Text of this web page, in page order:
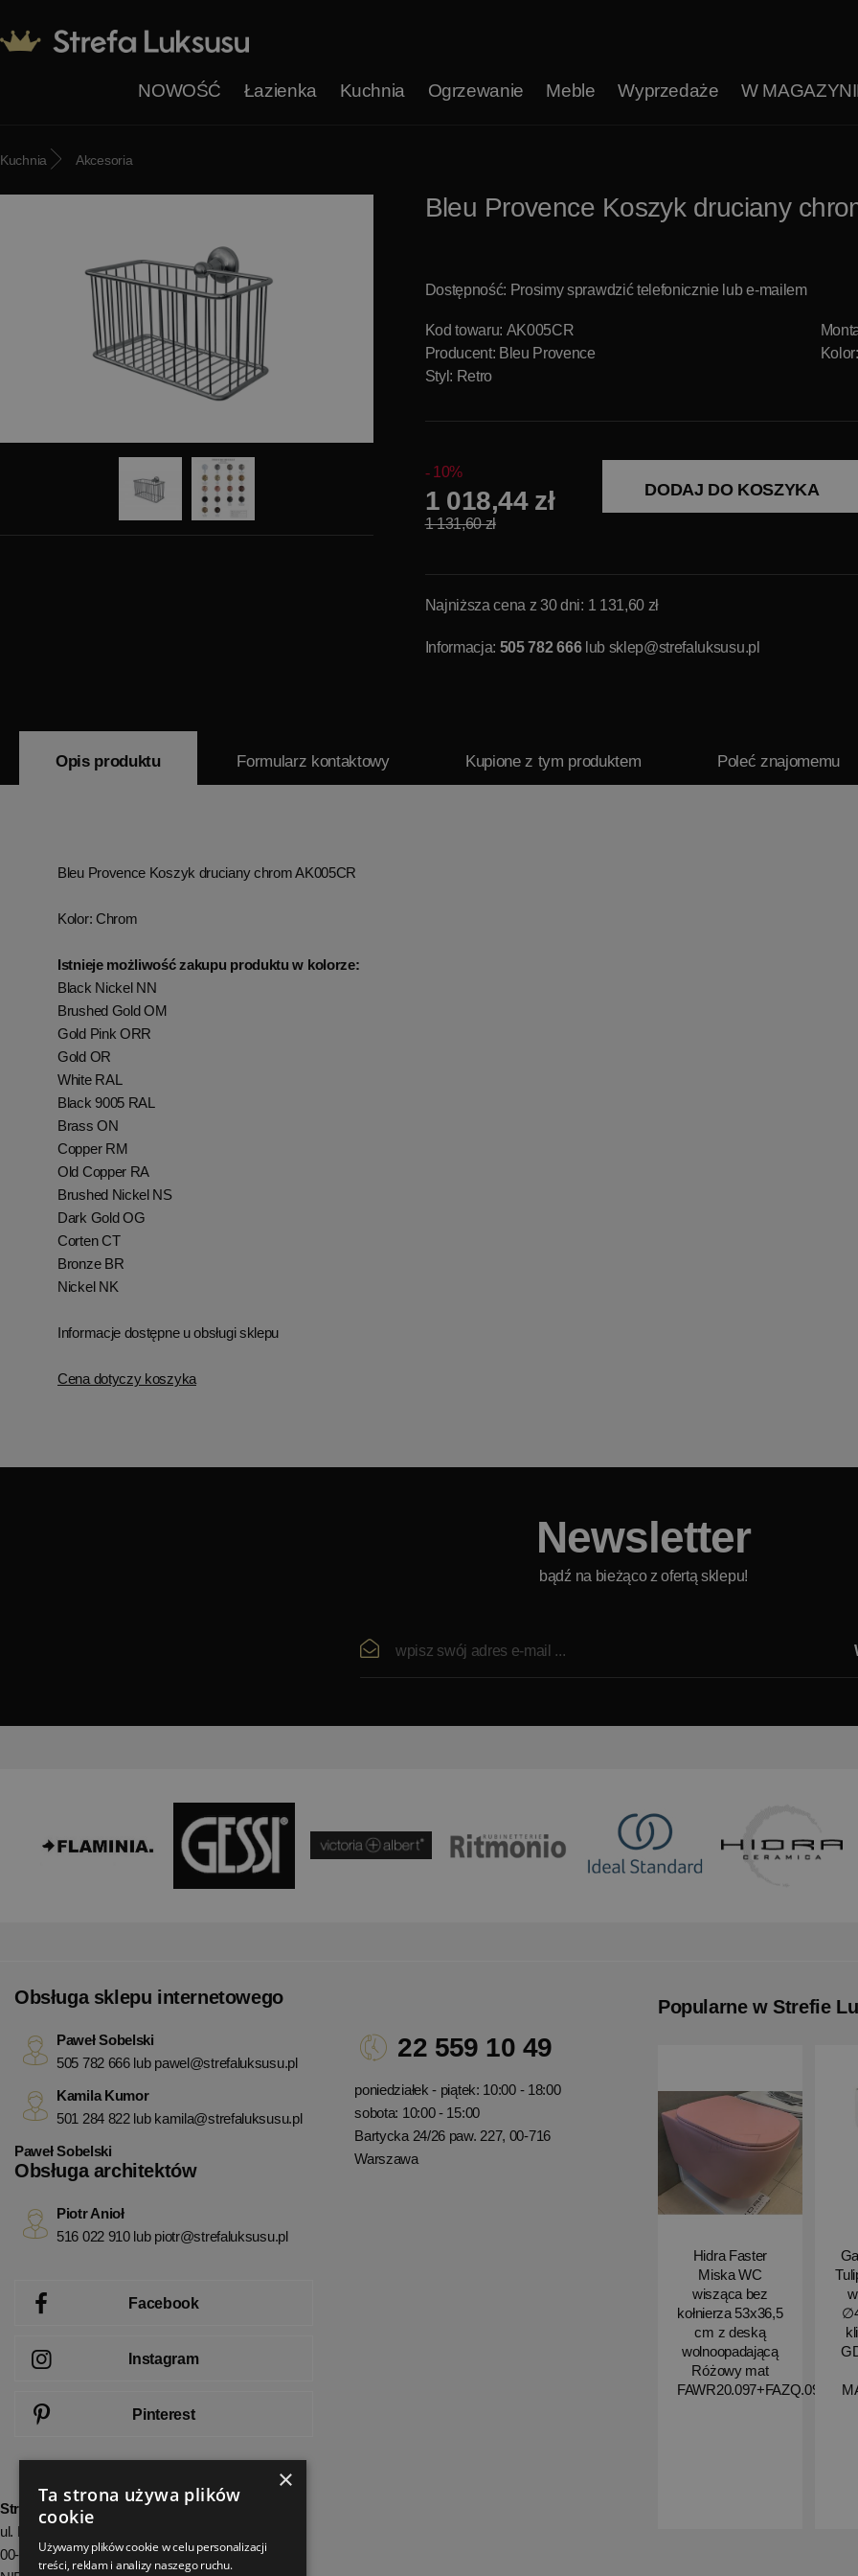
NOWOŚĆ Łazienka Kuchnia Ogrzewanie Meble Wyprzedaże W
Kuchnia Akcesoria
Bleu Provence Koszyk druciany
Dostępność: Prosimy sprawdzić telefonicznie lub e-mailem
Kod towaru: AK005CR
Producent: Bleu Provence
Styl: Retro
10%
1 018,44 zł
1 131,60 zł
DODAJ DO KOSZYKA
Najniższa cena z 30 dni: 1 131,60 zł
Informacja: 505 782 666lub sklep@strefaluksusu.pl
Opis produktu Formularz kontaktowy Kupione z tym produktem Poleć znajomemu
Bleu Provence Koszyk druciany chrom AK005CR
Kolor: Chrom
Istnieje możliwość zakupu produktu w kolorze:
Black Nickel NN
Brushed Gold OM
Gold Pink ORR
Gold OR
White RAL
Black 9005 RAL
Brass ON
Copper RM
Old Copper RA
Brushed Nickel NS
Dark Gold OG
Corten CT
Bronze BR
Nickel NK
Informacje dostępne u obsługi sklepu
Cena dotyczy koszyka
Newsletter
bądź na bieżąco z ofertą sklepu!
Popularne w Strefie
Hidra Faster
Miska WC
wisząca bez
kołnierza 53x36,5
cm z deską
wolnoopadającą
Różowy mat
FAWR20.097+FAZQ.097
22 559 10 49
poniedziałek - piątek: 10:00 - 18:00
sobota: 10:00 - 15:00
Bartycka 24/26 paw. 227, 00-716
Warszawa
Obsługa sklepu internetowego
Paweł Sobelski
505 782 666 lub pawel@strefaluksusu.pl
Kamila Kumor
501 284 822 lub kamila@strefaluksusu.pl
Paweł Sobelski
Obsługa architektów
Piotr Anioł
516 022 910 lub piotr@strefaluksusu.pl
Facebook
Instagram
Pinterest
StrefaLuksusu.pl
ul. Bartycka 24/26 Pawilon 227
00-716 Warszawa
×
Ta strona używa plików
cookie
Używamy plików cookie w celu personalizacji
treści, reklam i analizy naszego ruchu.